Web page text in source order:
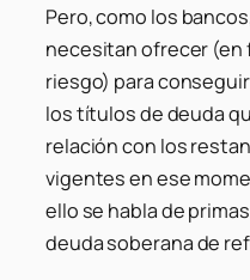
Pero, como los
necesitan ofrecer (en
riesgo) para
los títulos de deuda
relación con los
vigentes en ese
ello se habla de
deuda soberana de